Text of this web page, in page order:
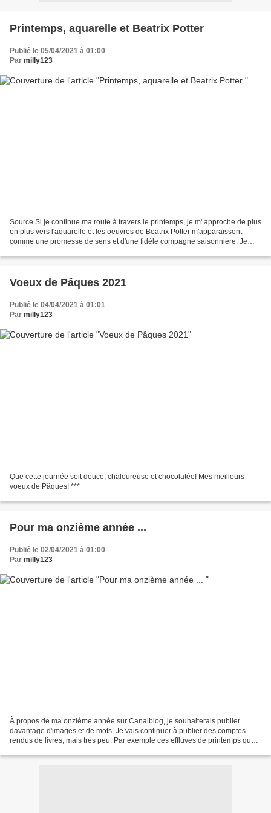
Printemps, aquarelle et Beatrix Potter
Publié le 05/04/2021 à 01:00
Par milly123
Source Si je continue ma route à travers le printemps, je m' approche de plus
en plus vers l'aquarelle et les oeuvres de Beatrix Potter m'apparaissent
comme une promesse de sens et d'une fidèle compagne saisonnière. Je
Voeux de Pâques 2021
Publié le 04/04/2021 à 01:01
Par milly123
Que cette journée soit douce, chaleureuse et chocolatée! Mes meilleurs
voeux de Pâques! ***
Pour ma onzième année ...
Publié le 02/04/2021 à 01:00
Par milly123
À propos de ma onzième année sur Canalblog, je souhaiterais publier
davantage d'images et de mots. Je vais continuer à publier des comptes-
rendus de livres, mais très peu. Par exemple ces effluves de printemps que